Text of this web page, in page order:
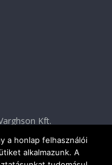
Kft.
a honlap felhasználói
alkalmazunk. A